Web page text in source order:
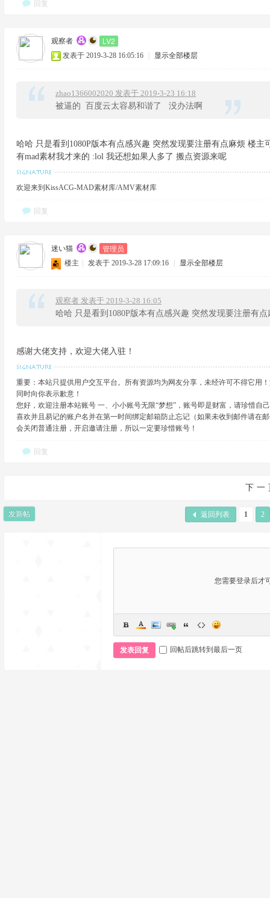
回复
观察者 LV2
发表于 2019-3-28 16:05:16 显示全部楼层
zhao1366002020 发表于 2019-3-23 16:18
被逼的 百度云太容易和谐了 没办法啊
哈哈 只是看到1080P版本有点感兴趣 突然发现要注册有点麻烦 楼
有mad素材我才来的 :lol 我还想如果人多了 搬点资源来呢
欢迎来到KissACG-MAD素材库/AMV素材库
回复
迷い猫 管理员
楼主 发表于 2019-3-28 17:09:16 显示全部楼层
观察者 发表于 2019-3-28 16:05
哈哈 只是看到1080P版本有点感兴趣 突然发现要注册有
感谢大佬支持，欢迎大佬入驻！
重要：本站只提供用户交互平台。所有资源均为网友分享，未经许可不得它用
同时向你表示歉意！
您好，欢迎注册本站账号 一、小小账号无限“梦想”，账号即是财富，请珍惜
喜欢并且易记的账户名并在第一时间绑定邮箱防止忘记（如果未收到邮件请在
会关闭普通注册，开启邀请注册，所以一定要珍惜账号！
回复
下
1 2
返回列表
发新帖
您需要登录后才
发表回复 回帖后跳转到最后一页